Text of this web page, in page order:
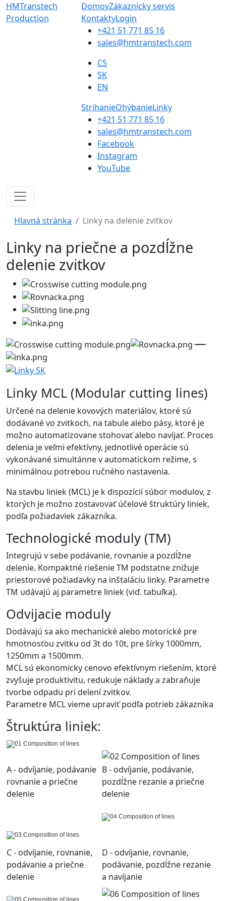
HMTranstech
Production
DomovZákaznícky servis
KontaktyLogin
+421 51 771 85 16
sales@hmtranstech.com
CS
SK
EN
StrihanieOhýbanieLinky
+421 51 771 85 16
sales@hmtranstech.com
Facebook
Instagram
YouTube
Hlavná stránka Linky na delenie zvitkov
Linky na priečne a pozdĺžne
delenie zvitkov
Linky MCL (Modular cutting lines)
Určené na delenie kovových materiálov, ktoré sú
dodávané vo zvitkoch, na tabule alebo pásy, ktoré je
možno automatizovane stohovať alebo navíjať. Proces
delenia je veľmi efektívny, jednotlivé operácie sú
vykonávané simultánne v automatickom režime, s
minimálnou potrebou ručného nastavenia.
Na stavbu liniek (MCL) je k dispozícií súbor modulov, z
ktorých je možno zostavovať účelové štruktúry liniek,
podľa požiadaviek zákazníka.
Technologické moduly (TM)
Integrujú v sebe podávanie, rovnanie a pozdĺžne
delenie. Kompaktné riešenie TM podstatne znižuje
priestorové požiadavky na inštaláciu linky. Parametre
TM udávajú aj parametre liniek (viď. tabuľka).
Odvijacie moduly
Dodávajú sa ako mechanické alebo motorické pre
hmotnosťou zvitku od 3t do 10t, pre šírky 1000mm,
1250mm a 1500mm.
MCL sú ekonomicky cenovo efektívnym riešením, ktoré
zvyšuje produktivitu, redukuje náklady a zabraňuje
tvorbe odpadu pri delení zvitkov.
Parametre MCL vieme upraviť podľa potrieb zákaznika
Štruktúra liniek:
A - odvíjanie, podávanie
rovnanie a priečne
delenie
B - odvíjanie, podávanie,
pozdĺžne rezanie a priečne
delenie
C - odvíjanie, rovnanie,
podávanie a priečne
delenie
D - odvíjanie, rovnanie,
podávanie, pozdĺžne rezanie
a navíjanie